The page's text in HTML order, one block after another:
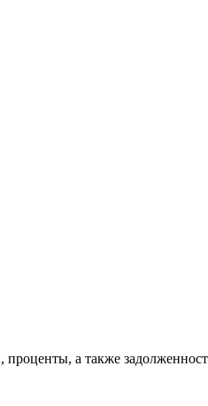
проценты, а также